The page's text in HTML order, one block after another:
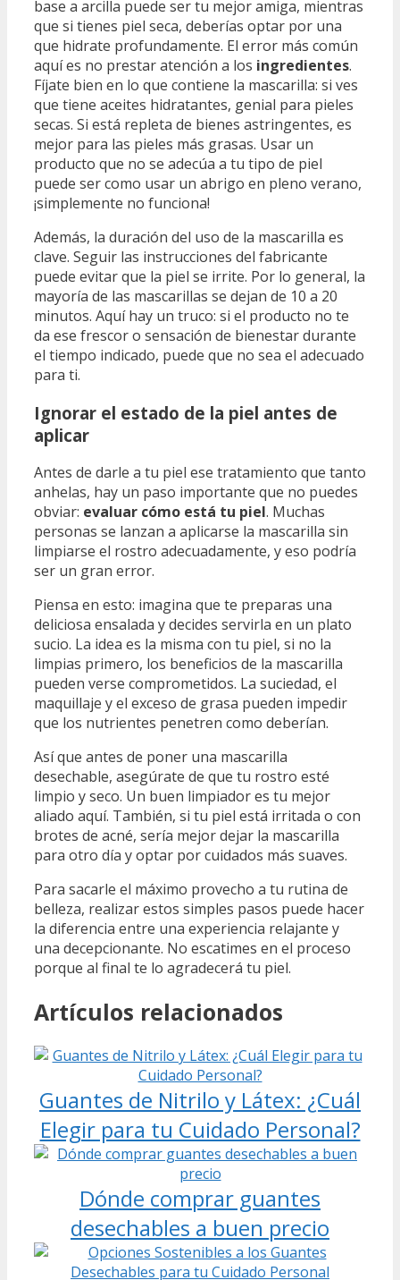
base a arcilla puede ser tu mejor amiga, mientras
que si tienes piel seca, deberías optar por una
que hidrate profundamente. El error más común
aquí es no prestar atención a los ingredientes.
Fíjate bien en lo que contiene la mascarilla: si ves
que tiene aceites hidratantes, genial para pieles
secas. Si está repleta de bienes astringentes, es
mejor para las pieles más grasas. Usar un
producto que no se adecúa a tu tipo de piel
puede ser como usar un abrigo en pleno verano,
¡simplemente no funciona!
Además, la duración del uso de la mascarilla es
clave. Seguir las instrucciones del fabricante
puede evitar que la piel se irrite. Por lo general, la
mayoría de las mascarillas se dejan de 10 a 20
minutos. Aquí hay un truco: si el producto no te
da ese frescor o sensación de bienestar durante
el tiempo indicado, puede que no sea el adecuado
para ti.
Ignorar el estado de la piel antes de
aplicar
Antes de darle a tu piel ese tratamiento que tanto
anhelas, hay un paso importante que no puedes
obviar: evaluar cómo está tu piel. Muchas
personas se lanzan a aplicarse la mascarilla sin
limpiarse el rostro adecuadamente, y eso podría
ser un gran error.
Piensa en esto: imagina que te preparas una
deliciosa ensalada y decides servirla en un plato
sucio. La idea es la misma con tu piel, si no la
limpias primero, los beneficios de la mascarilla
pueden verse comprometidos. La suciedad, el
maquillaje y el exceso de grasa pueden impedir
que los nutrientes penetren como deberían.
Así que antes de poner una mascarilla
desechable, asegúrate de que tu rostro esté
limpio y seco. Un buen limpiador es tu mejor
aliado aquí. También, si tu piel está irritada o con
brotes de acné, sería mejor dejar la mascarilla
para otro día y optar por cuidados más suaves.
Para sacarle el máximo provecho a tu rutina de
belleza, realizar estos simples pasos puede hacer
la diferencia entre una experiencia relajante y
una decepcionante. No escatimes en el proceso
porque al final te lo agradecerá tu piel.
Artículos relacionados
Guantes de Nitrilo y Látex: ¿Cuál
Elegir para tu Cuidado Personal?
Dónde comprar guantes
desechables a buen precio